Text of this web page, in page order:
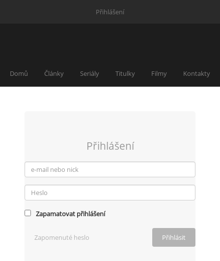
Přihlášení
Domů Články Seriály Titulky Filmy Kontakty
Přihlášení
Zapamatovat přihlášení
Zapomenuté heslo